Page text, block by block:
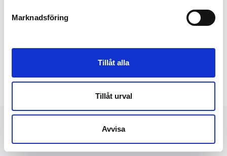
Marknadsföring
Tillåt alla
Tillåt urval
Avvisa